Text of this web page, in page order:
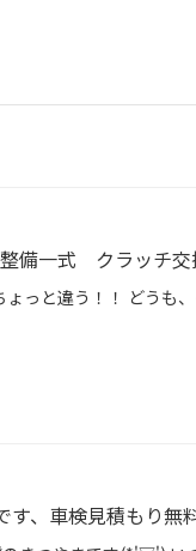
備一式 クラッチ
す、車検見積もり無